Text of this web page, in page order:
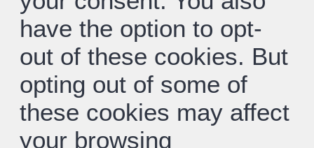
have the option to opt-
out of these cookies. But
opting out of some of
these cookies may affect
your browsing